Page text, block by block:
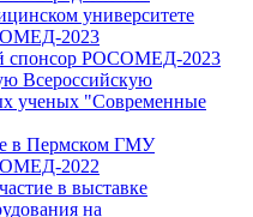
университете
2023
спонсор РОСОМЕД-2023
Всероссийскую
ученых "Современные
в Пермском ГМУ
2022
в выставке
на